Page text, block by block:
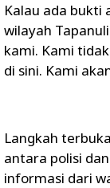
Kalau ada
wilayah
kami. Kami
di sini. Kami
Langkah
antara polisi
informasi dari